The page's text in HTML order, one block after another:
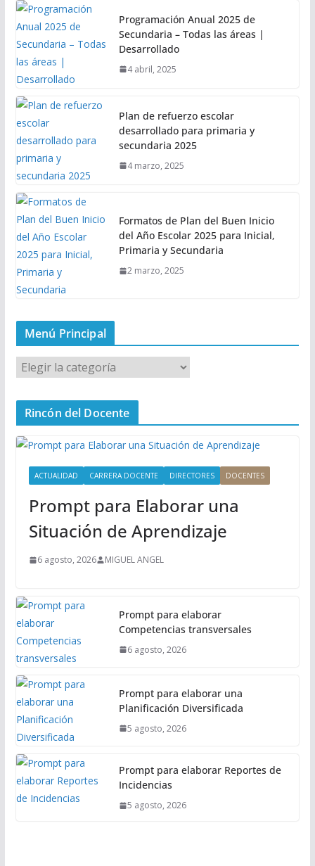
Programación Anual 2025 de
Secundaria – Todas las áreas |
Desarrollado
4 abril, 2025
Plan de refuerzo escolar
desarrollado para primaria y
secundaria 2025
4 marzo, 2025
Formatos de Plan del Buen Inicio
del Año Escolar 2025 para Inicial,
Primaria y Secundaria
2 marzo, 2025
Menú Principal
M
e
n
P
Rincón del Docente
ACTUALIDAD CARRERA DOCENTE DIRECTORES DOCENTES
Prompt para Elaborar una
Situación de Aprendizaje
6 agosto, 2026 MIGUEL ANGEL
Prompt para elaborar
Competencias transversales
6 agosto, 2026
Prompt para elaborar una
Planificación Diversificada
5 agosto, 2026
Prompt para elaborar Reportes de
Incidencias
5 agosto, 2026